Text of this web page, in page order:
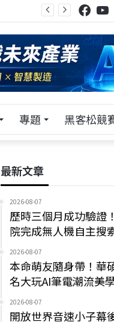
專題 黑客松競
最新文章
2026-08-07
歷時三個月成功驗證
院完成無人機自主搜
2026-08-07
本命萌友隨身帶！華
名大玩AI筆電潮流美
2026-08-07
開放世界音速小子幕